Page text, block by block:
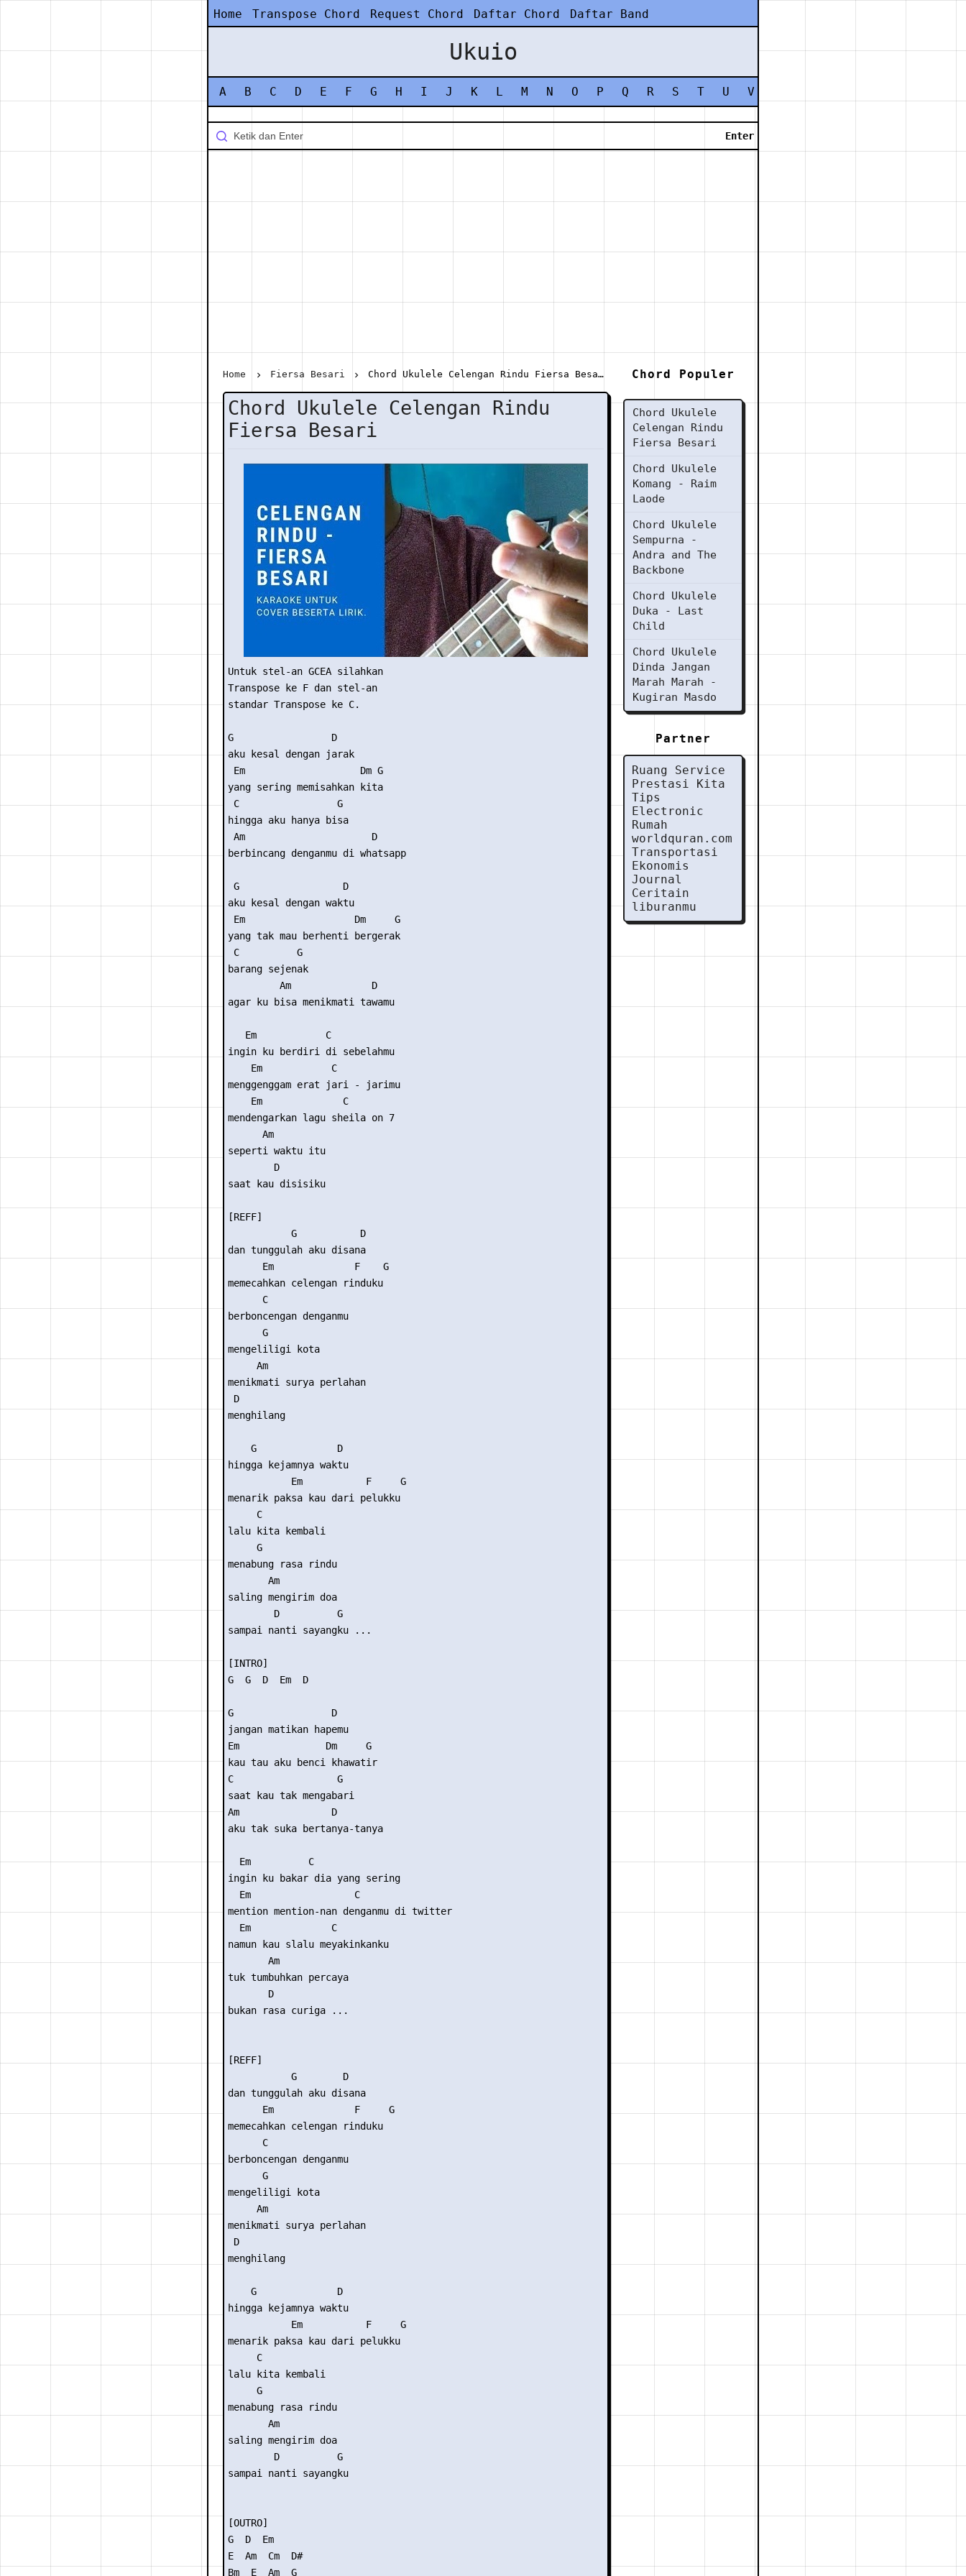
Home Transpose Chord Request Chord Daftar Chord Daftar Band
Ukuio
A B C D E F G H I J K L M N O P Q R S T U V
Home Fiersa Besari Chord Ukulele Celengan Rindu Fiersa Besari
Chord Ukulele Celengan Rindu
Fiersa Besari
Untuk stel-an GCEA silahkan
Transpose ke F dan stel-an
standar Transpose ke C.
G                 D
aku kesal dengan jarak
Em                    Dm G
yang sering memisahkan kita
C                 G
hingga aku hanya bisa
Am                      D
berbincang denganmu di whatsapp
G                  D
aku kesal dengan waktu
Em                   Dm     G
yang tak mau berhenti bergerak
C          G
barang sejenak
         Am              D
agar ku bisa menikmati tawamu
   Em            C
ingin ku berdiri di sebelahmu
    Em            C
menggenggam erat jari - jarimu
    Em              C
mendengarkan lagu sheila on 7
      Am
seperti waktu itu
        D
saat kau disisiku
[REFF]
           G           D
dan tunggulah aku disana
      Em              F    G
memecahkan celengan rinduku
      C
berboncengan denganmu
      G
mengeliligi kota
     Am
menikmati surya perlahan
D
menghilang
    G              D
hingga kejamnya waktu
           Em           F     G
menarik paksa kau dari pelukku
     C
lalu kita kembali
     G
menabung rasa rindu
       Am
saling mengirim doa
        D          G
sampai nanti sayangku ...
[INTRO]
G  G  D  Em  D
G                 D
jangan matikan hapemu
Em               Dm     G
kau tau aku benci khawatir
C                  G
saat kau tak mengabari
Am                D
aku tak suka bertanya-tanya
  Em          C
ingin ku bakar dia yang sering
  Em                  C
mention mention-nan denganmu di twitter
  Em              C
namun kau slalu meyakinkanku
       Am
tuk tumbuhkan percaya
       D
bukan rasa curiga ...
[REFF]
           G        D
dan tunggulah aku disana
      Em              F     G
memecahkan celengan rinduku
      C
berboncengan denganmu
      G
mengeliligi kota
     Am
menikmati surya perlahan
D
menghilang
    G              D
hingga kejamnya waktu
           Em           F     G
menarik paksa kau dari pelukku
     C
lalu kita kembali
     G
menabung rasa rindu
       Am
saling mengirim doa
        D          G
sampai nanti sayangku
[OUTRO]
G  D  Em
E  Am  Cm  D#
Bm  E  Am  G
Chord Populer
Chord Ukulele
Celengan Rindu
Fiersa Besari
Chord Ukulele
Komang - Raim
Laode
Chord Ukulele
Sempurna -
Andra and The
Backbone
Chord Ukulele
Duka - Last
Child
Chord Ukulele
Dinda Jangan
Marah Marah -
Kugiran Masdo
Partner
Ruang Service
Prestasi Kita
Tips
Electronic
Rumah
worldquran.com
Transportasi
Ekonomis
Journal
Ceritain
liburanmu